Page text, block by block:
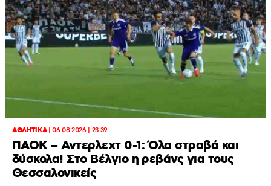
ΑΘΛΗΤΙΚΑ|06.08.2026 | 23:39
ΠΑΟΚ – Αντερλεχτ 0-1: Όλα στραβά και
δύσκολα! Στο Βέλγιο η ρεβάνς για τους
Θεσσαλονικείς